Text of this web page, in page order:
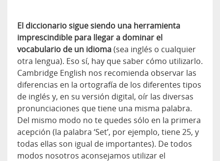
El diccionario sigue siendo una herramienta
imprescindible para llegar a dominar el
vocabulario de un idioma(sea inglés o cualquier
otra lengua). Eso sí, hay que saber cómo utilizarlo.
Cambridge English nos recomienda observar las
diferencias en la ortografía de los diferentes tipos
de inglés y, en su versión digital, oír las diversas
pronunciaciones que tiene una misma palabra.
Del mismo modo no te quedes sólo en la primera
acepción (la palabra ‘Set’, por ejemplo, tiene 25, y
todas ellas son igual de importantes). De todos
modos nosotros aconsejamos utilizar el